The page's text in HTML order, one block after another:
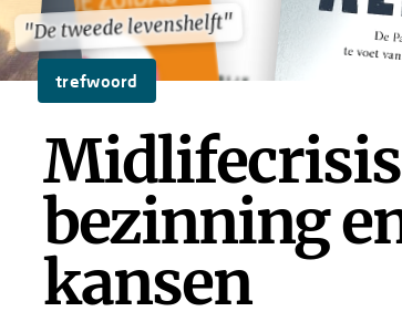
"De tweede levenshelft"
"De tweede levenshelft"
trefwoord
bezinning
kansen